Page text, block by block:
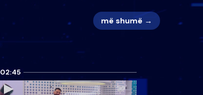
më shumë →
02:45